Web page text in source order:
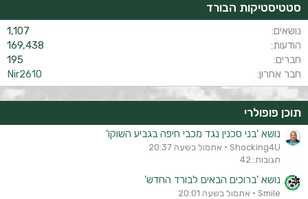
סטטיסטיקות הבורד
נושאים
1,107
הודעות
169,438
חברים
195
חבר אחרון
Nir2610
תוכן פופולרי
נושא 'בני סכנין נגד מכבי חיפה בגביע השוקו'
Shocking4U
אתמול בשעה 20:37
תגובות: 42
נושא 'ברוכים הבאים לבורד החדש'
Smile
אתמול בשעה 20:01